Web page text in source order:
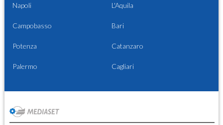
Napoli L'Aquila
Campobasso Bari
Potenza Catanzaro
Palermo Cagliari